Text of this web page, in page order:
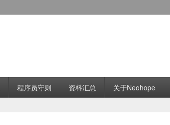
程序员守则 资料汇总 关于Neohope